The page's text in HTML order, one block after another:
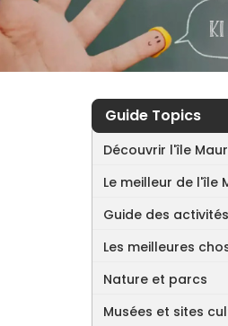
Guide Topics
Découvrir l'île
Le meilleur de l'île
Guide des activités
Les meilleures
Nature et parcs
Musées et sites